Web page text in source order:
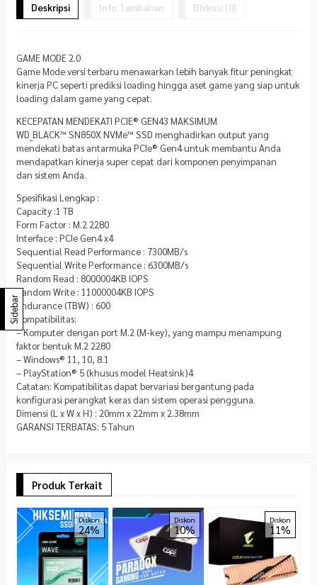
Deskripsi Info Tambahan Diskusi (0)
GAME MODE 2.0
Game Mode versi terbaru menawarkan lebih banyak fitur peningkat
kinerja PC seperti prediksi loading hingga aset game yang siap untuk
loading dalam game yang cepat.
KECEPATAN MENDEKATI PCIE® GEN43 MAKSIMUM
WD_BLACK™ SN850X NVMe™ SSD menghadirkan output yang
mendekati batas antarmuka PCIe® Gen4 untuk membantu Anda
mendapatkan kinerja super cepat dari komponen penyimpanan
dan sistem Anda.
Spesifikasi Lengkap :
Capacity :1 TB
Form Factor : M.2 2280
Interface : PCIe Gen4 x4
Sequential Read Performance : 7300MB/s
Sequential Write Performance : 6300MB/s
Random Read : 8000004KB IOPS
Random Write : 11000004KB IOPS
Endurance (TBW) : 600
Kompatibilitas:
– Komputer dengan port M.2 (M-key), yang mampu menampung
faktor bentuk M.2 2280
– Windows® 11, 10, 8.1
– PlayStation® 5 (khusus model Heatsink)4
Catatan: Kompatibilitas dapat bervariasi bergantung pada
konfigurasi perangkat keras dan sistem operasi pengguna.
Dimensi (L x W x H) : 20mm x 22mm x 2.38mm
GARANSI TERBATAS: 5 Tahun
Produk Terkait
Diskon
24%
Diskon
10%
Diskon
11%
Sidebar